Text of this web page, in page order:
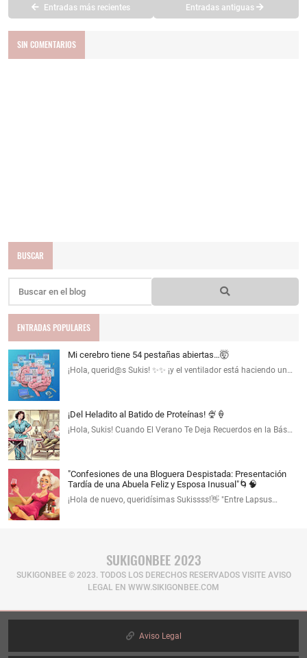
Entradas más recientes Entradas antiguas
SIN COMENTARIOS
BUSCAR
ENTRADAS POPULARES
Mi cerebro tiene 54 pestañas abiertas…🤯
¡Hola, querid@s Sukis! ✨✨ ¡y el ventilador está haciendo un…
¡Del Heladito al Batido de Proteínas! 🍨🍦
¡Hola, Sukis! Cuando El Verano Te Deja Recuerdos en la Bás…
"Confesiones de una Bloguera Despistada: Presentación
Tardía de una Abuela Feliz y Esposa Inusual"🌀🧠
¡Hola de nuevo, queridísimas Sukissss!👋 "Entre Lapsus…
SUKIGONBEE 2023
SUKIGONBEE © 2023. TODOS LOS DERECHOS RESERVADOS​ VISITE AVISO
LEGAL EN WWW.SIKIGONBEE.COM
Aviso Legal